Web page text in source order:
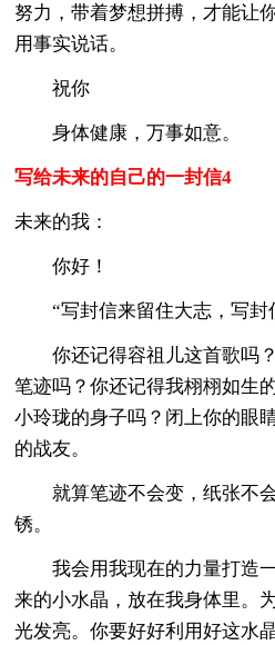
努力，带着梦想拼搏，才能让
用事实说话。
祝你
身体健康，万事如意。
写给未来的自己的一封信4
未来的我：
你好！
“写封信来留住大志，写封
你还记得容祖儿这首歌吗？
笔迹吗？你还记得我栩栩如生
小玲珑的身子吗？闭上你的
的战友。
就算笔迹不会变，纸张不会
锈。
我会用我现在的力量打造一
来的小水晶，放在我身体里。
光发亮。你要好好利用好这水